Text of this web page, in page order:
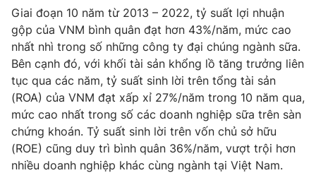
Giai đoạn 10 năm từ 2013 – 2022, tỷ suất lợi nhuận
gộp của VNM bình quân đạt hơn 43%/năm, mức cao
nhất nhì trong số những công ty đại chúng ngành sữa.
Bên cạnh đó, với khối tài sản khổng lồ tăng trưởng liên
tục qua các năm, tỷ suất sinh lời trên tổng tài sản
(ROA) của VNM đạt xấp xỉ 27%/năm trong 10 năm qua,
mức cao nhất trong số các doanh nghiệp sữa trên sàn
chứng khoán. Tỷ suất sinh lời trên vốn chủ sở hữu
(ROE) cũng duy trì bình quân 36%/năm, vượt trội hơn
nhiều doanh nghiệp khác cùng ngành tại Việt Nam.